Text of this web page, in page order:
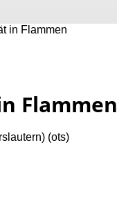
in Flammen
Flammen
(ots)